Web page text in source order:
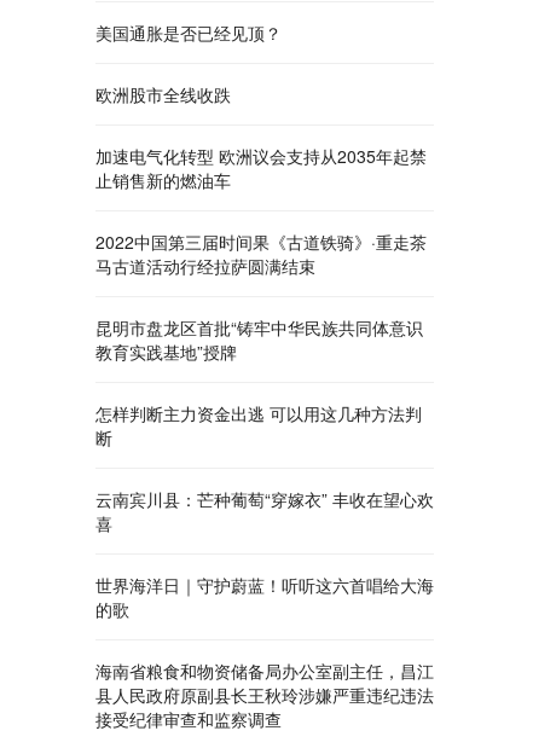
美国通胀是否已经见顶？
欧洲股市全线收跌
加速电气化转型 欧洲议会支持从2035年起禁
止销售新的燃油车
2022中国第三届时间果《古道铁骑》·重走茶
马古道活动行经拉萨圆满结束
昆明市盘龙区首批“铸牢中华民族共同体意识
教育实践基地”授牌
怎样判断主力资金出逃 可以用这几种方法判
断
云南宾川县：芒种葡萄“穿嫁衣” 丰收在望心欢
喜
世界海洋日｜守护蔚蓝！听听这六首唱给大海
的歌
海南省粮食和物资储备局办公室副主任，昌江
县人民政府原副县长王秋玲涉嫌严重违纪违法
接受纪律审查和监察调查